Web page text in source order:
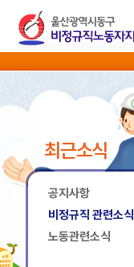
최근소식
공지사항
비정규직 관련소식
노동관련소식